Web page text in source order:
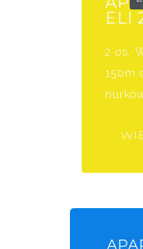
ELI
2 os.
150m